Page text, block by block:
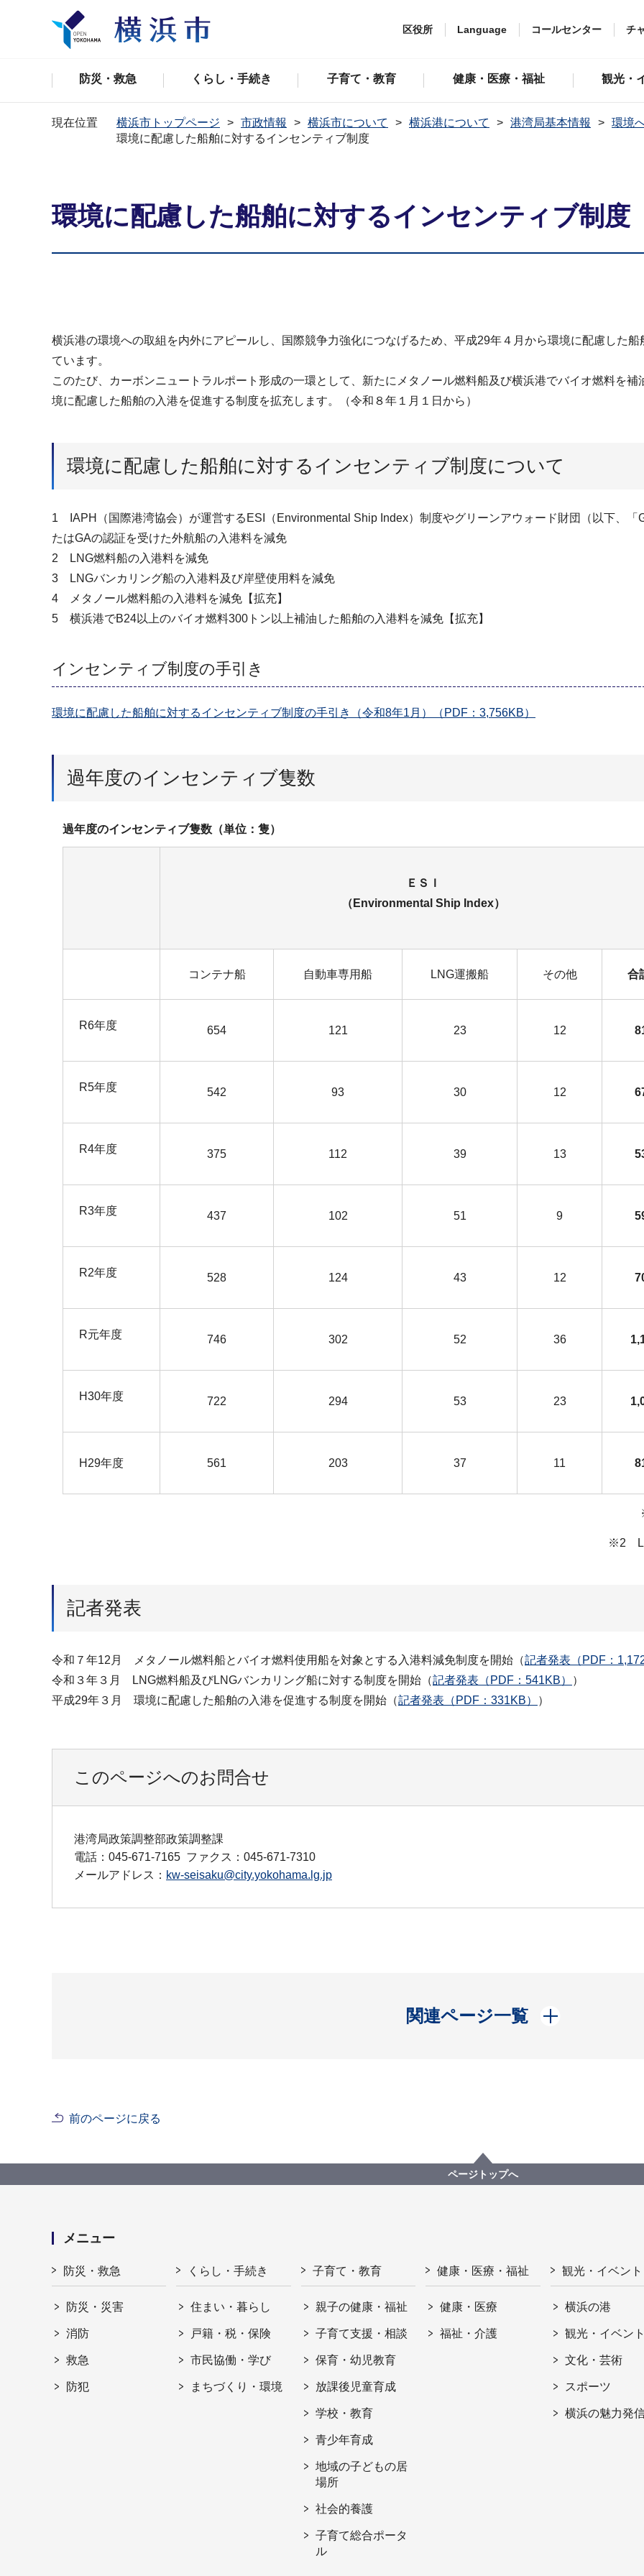
区役所 Language コールセンター チ
防災・救急 くらし・手続き 子育て・教育 健康・医療・福祉 観光・
現在位置 横浜市トップページ 市政情報 横浜市について 横浜港について 港湾局基本情報
環境
環境に配慮した船舶に対するインセンティブ制度
環境に配慮した船舶に対するインセンティブ制度
横浜港の環境への取組を内外にアピールし、国際競争力強化につなげるため、平成29年４月から環境に配慮した
ています。
このたび、カーボンニュートラルポート形成の一環として、新たにメタノール燃料船及び横浜港でバイオ燃料を
境に配慮した船舶の入港を促進する制度を拡充します。（令和８年１月１日から）
環境に配慮した船舶に対するインセンティブ制度について
1 IAPH（国際港湾協会）が運営するESI（Environmental Ship Index）制度やグリーンアウォード財団（以下、「
たはGAの認証を受けた外航船の入港料を減免
2 LNG燃料船の入港料を減免
3 LNGバンカリング船の入港料及び岸壁使用料を減免
4 メタノール燃料船の入港料を減免【拡充】
5 横浜港でB24以上のバイオ燃料300トン以上補油した船舶の入港料を減免【拡充】
インセンティブ制度の手引き
環境に配慮した船舶に対するインセンティブ制度の手引き（令和8年1月）（PDF：3,756KB）
過年度のインセンティブ隻数
過年度のインセンティブ隻数（単位：隻）
ＥＳＩ
（Environmental Ship Index）
コンテナ船 自動車専用船 LNG運搬船 その他 合
R6年度 654 121 23 12
R5年度 542 93 30 12
R4年度 375 112 39 13
R3年度 437 102 51 9
R2年度 528 124 43 12
R元年度 746 302 52 36
H30年度 722 294 53 23
H29年度 561 203 37 11
※2 LNG燃料船、メ
記者発表
令和７年12月 メタノール燃料船とバイオ燃料使用船を対象とする入港料減免制度を開始（記者発表（PDF：
令和３年３月 LNG燃料船及びLNGバンカリング船に対する制度を開始（記者発表（PDF：541KB）
）
平成29年３月 環境に配慮した船舶の入港を促進する制度を開始（記者発表（PDF：331KB） ）
このページへのお問合せ
港湾局政策調整部政策調整課
電話：045-671-7165 ファクス：045-671-7310
メールアドレス： kw-seisaku@city.yokohama.lg.jp
関連ページ一覧
開く
前のページに戻る
ページトップへ
メニュー
防災・救急
防災・災害
消防
救急
防犯
くらし・手続き
住まい・暮らし
戸籍・税・保険
市民協働・学び
まちづくり・環境
子育て・教育
親子の健康・福祉
子育て支援・相談
保育・幼児教育
放課後児童育成
学校・教育
青少年育成
地域の子どもの居
場所
社会的養護
子育て総合ポータ
ル
健康・医療・福祉
健康・医療
福祉・介護
観光・イベント
横浜の港
観光・イベント
文化・芸術
スポーツ
横浜の魅力発